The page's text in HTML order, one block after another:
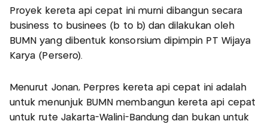
Proyek kereta api cepat ini murni dibangun secara
business to businees (b to b) dan dilakukan oleh
BUMN yang dibentuk konsorsium dipimpin PT Wijaya
Karya (Persero).
Menurut Jonan, Perpres kereta api cepat ini adalah
untuk menunjuk BUMN membangun kereta api cepat
untuk rute Jakarta-Walini-Bandung dan bukan untuk